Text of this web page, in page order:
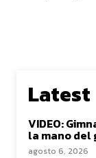
Latest
VIDEO:
la mano
agosto 6, 2026